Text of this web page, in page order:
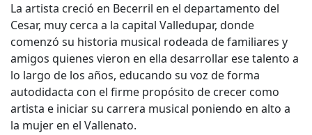
La artista creció en Becerril en el departamento del
Cesar, muy cerca a la capital Valledupar, donde
comenzó su historia musical rodeada de familiares y
amigos quienes vieron en ella desarrollar ese talento a
lo largo de los años, educando su voz de forma
autodidacta con el firme propósito de crecer como
artista e iniciar su carrera musical poniendo en alto a
la mujer en el Vallenato.